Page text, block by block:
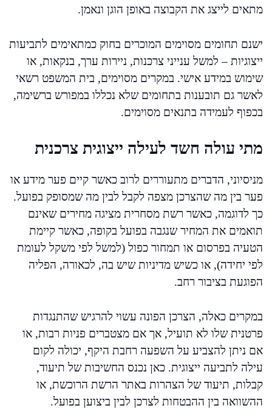
מתאים לייצג את הקבוצה באופן הוגן ונאמן.
ישנם תחומים מסוימים המוכרים בחוק כמתאימים לתביעות
ייצוגיות – למשל ענייני צרכנות, ניירות ערך, בנקאות, או
שימוש במידע אישי. במקרים מסוימים, בית המשפט רשאי
לאשר גם תובענות בתחומים שלא נכללו במפורש ברשימה,
בכפוף לעמידה בתנאים מסוימים.
מתי עולה חשד לעילה ייצוגית צרכנית
מניסיוני, הדברים מתעוררים לרוב כאשר קיים פער מידע או
פער בין מה שהצרכן מצפה לקבל לבין מה שמסופק בפועל.
כך לדוגמה, כאשר רשת מסחרית מציגה מחירים שאינם
תואמים את המחיר שנגבה בפועל בקופה, כאשר קיימת
הטעיה בפרסום או תמחור כפול (למשל לפי משקל לעומת
לפי יחידה), או כשיש מדיניות שיש בה, לכאורה, הפליה
הפוגעת בציבור רחב.
במקרים כאלה, הצרכן הפונה עשוי להרגיש שהתנגדות
פרטנית שלו לא תועיל, אך אם מצטברים פניות רבות, או
אם ניתן להצביע על השפעה רחבת היקף, יכולה לקום
עילה לתביעה ייצוגית. כאן נכנס החשיבות של תיעוד,
קבלות, תיעוד של הצהרות באתר הרשת הרוכשת, או
ההשוואה בין ההבטחות לצרכן לבין ביצוען בפועל.